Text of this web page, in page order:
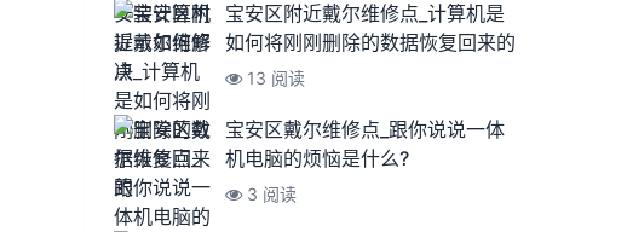
宝安区附近戴尔维修点_计算机是
如何将刚刚删除的数据恢复回来的
13 阅读
宝安区戴尔维修点_跟你说说一体
机电脑的烦恼是什么?
3 阅读